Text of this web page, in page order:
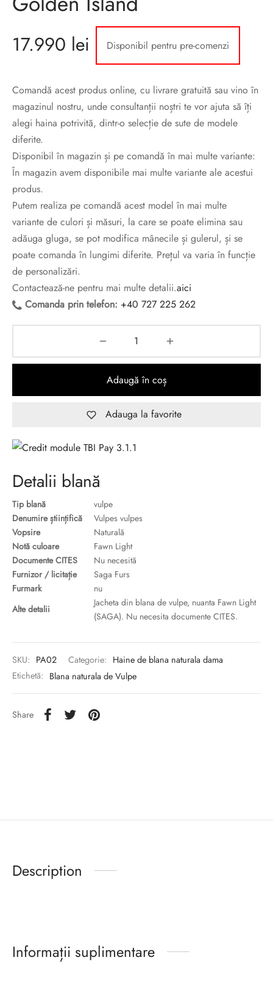
17.990 lei Disponibil pentru pre-comenzi
Comandă acest produs online, cu livrare gratuită sau vino în
magazinul nostru, unde consultanții noștri te vor ajuta să îți
alegi haina potrivită, dintr-o selecție de sute de modele
diferite.
Disponibil în magazin și pe comandă în mai multe variante:
În magazin avem disponibile mai multe variante ale acestui
produs.
Putem realiza pe comandă acest model în mai multe
variante de culori și măsuri, la care se poate elimina sau
adăuga gluga, se pot modifica mânecile și gulerul, și se
poate comanda în lungimi diferite. Prețul va varia în funcție
de personalizări.
Contactează-ne pentru mai multe detalii.aici
Comanda prin telefon: +40 727 225 262
Adaugă în coș
Adauga la favorite
Detalii blană
Tip blană
vulpe
Denumire științifică
Vulpes vulpes
Vopsire
Naturală
Notă culoare
Fawn Light
Documente CITES
Nu necesită
Furnizor / licitație
Saga Furs
Furmark
nu
Alte detalii
Jacheta din blana de vulpe, nuanta Fawn Light
(SAGA). Nu necesita documente CITES.
SKU: PA02 Categorie: Haine de blana naturala dama
Etichetă: Blana naturala de Vulpe
Share
Description
Informații suplimentare
de blana
blanuri (Fur SPA)